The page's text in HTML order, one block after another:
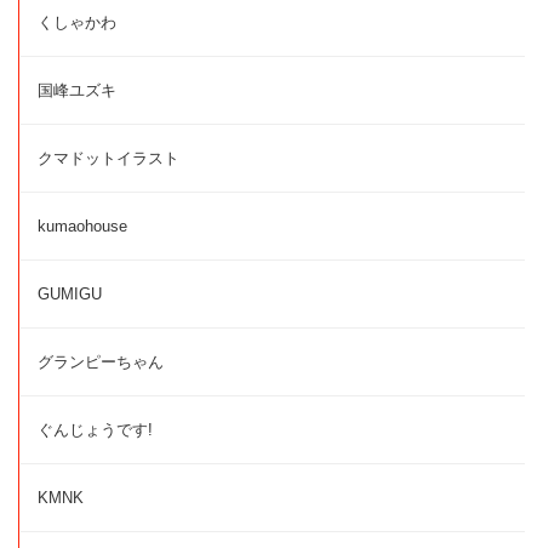
くしゃかわ
国峰ユズキ
クマドットイラスト
kumaohouse
GUMIGU
グランピーちゃん
ぐんじょうです!
KMNK